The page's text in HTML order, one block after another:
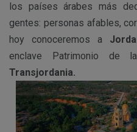
los países árabes más
gentes: personas afables,
hoy conoceremos a
enclave Patrimonio de
Transjordania.